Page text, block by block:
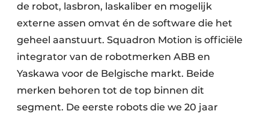
de robot, lasbron, laskaliber en mogelijk
externe assen omvat én de software die het
geheel aanstuurt. Squadron Motion is officiële
integrator van de robotmerken ABB en
Yaskawa voor de Belgische markt. Beide
merken behoren tot de top binnen dit
segment. De eerste robots die we 20 jaar